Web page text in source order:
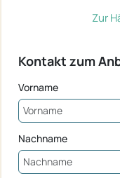
Zur
Kontakt zum
Vorname
Nachname